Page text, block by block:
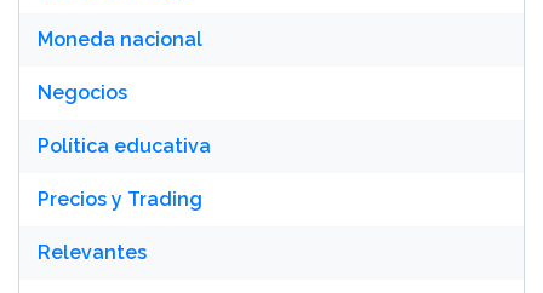
Moneda nacional
Negocios
Política educativa
Precios y Trading
Relevantes